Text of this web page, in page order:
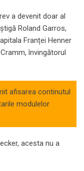
a devenit doar al
Roland Garros,
Franței Henner
învingătorul
afisarea continutul
modulelor
acesta nu a